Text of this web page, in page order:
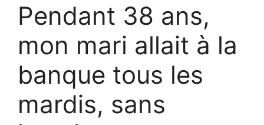
Pendant 38 ans,
mon mari allait à la
banque tous les
mardis, sans